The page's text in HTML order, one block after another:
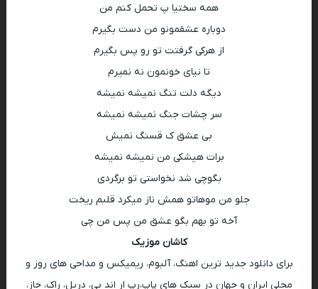
همه سختیا پ تحمل کنم من
دوباره عشقمونو من دست بگیرم
از هرکی گرفتت تو رو پس بگیرم
تا نیای خونمون نه نمیرم
دیگه دلت تنگ نمیشه نمیشه
سر چشات جنگ نمیشه نمیشه
بی عشق ک قسنگ نمیش
برات هیشکی من نمیشه نمیشه
بگوچی شد نخواستی تو برگردی
جلو من موهاتو همش ناز میکرد قلبم ریخت
آخه تو بهم بگو عشق من پس من چی
کاشان موزیک
برای دانلود جدید ترین اهنگ، آلبوم، ریمیکس و مداحی های روز و
محلی ایران و جهان در سبک های پاپ،رپ ار اند بی، دریل، راک، جاز،